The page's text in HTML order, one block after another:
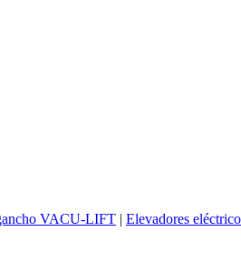
VACU-LIFT | Elevadores